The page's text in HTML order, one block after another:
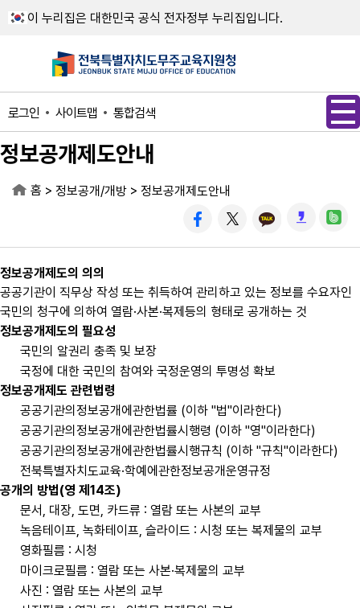
이 누리집은 대한민국 공식 전자정부 누리집입니다.
로그인 사이트맵 통합검색
정보공개제도안내
홈 > 정보공개/개방 > 정보공개제도안내
정보공개제도의 의의
공공기관이 직무상 작성 또는 취득하여 관리하고 있는 정보를 수요자인
국민의 청구에 의하여 열람·사본·복제등의 형태로 공개하는 것
정보공개제도의 필요성
국민의 알권리 충족 및 보장
국정에 대한 국민의 참여와 국정운영의 투명성 확보
정보공개제도 관련법령
공공기관의정보공개에관한법률 (이하 "법"이라한다)
공공기관의정보공개에관한법률시행령 (이하 "영"이라한다)
공공기관의정보공개에관한법률시행규칙 (이하 "규칙"이라한다)
전북특별자치도교육·학예에관한정보공개운영규정
공개의 방법(영 제14조)
문서, 대장, 도면, 카드류 : 열람 또는 사본의 교부
녹음테이프, 녹화테이프, 슬라이드 : 시청 또는 복제물의 교부
영화필름 : 시청
마이크로필름 : 열람 또는 사본·복제물의 교부
사진 : 열람 또는 사본의 교부